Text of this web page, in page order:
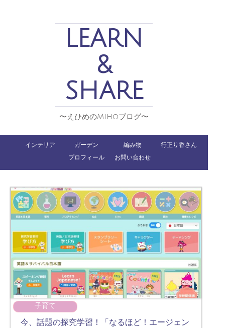
LEARN
&
SHARE
〜えひめのMihoブログ〜
インテリア ガーデン 編み物
行正り香さん
プロフィール
お問い合わせ
子育て
今、話題の探究学習！「なるほど！エージェン